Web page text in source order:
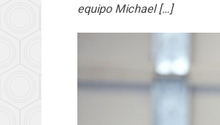
equipo Michael […]